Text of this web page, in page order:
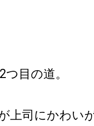
目の道。
が上司にかわ